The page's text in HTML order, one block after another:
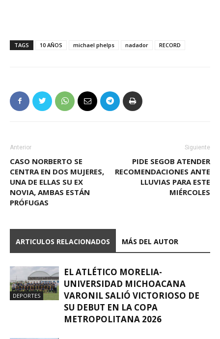
TAGS 10 AÑOS michael phelps nadador RECORD
Anterior
CASO NORBERTO SE
CENTRA EN DOS MUJERES,
UNA DE ELLAS SU EX
NOVIA, AMBAS ESTÁN
PRÓFUGAS
Siguiente
PIDE SEGOB ATENDER
RECOMENDACIONES ANTE
LLUVIAS PARA ESTE
MIÉRCOLES
ARTICULOS RELACIONADOS MÁS DEL AUTOR
DEPORTES
EL ATLÉTICO MORELIA-
UNIVERSIDAD MICHOACANA
VARONIL SALIÓ VICTORIOSO DE
SU DEBUT EN LA COPA
METROPOLITANA 2026